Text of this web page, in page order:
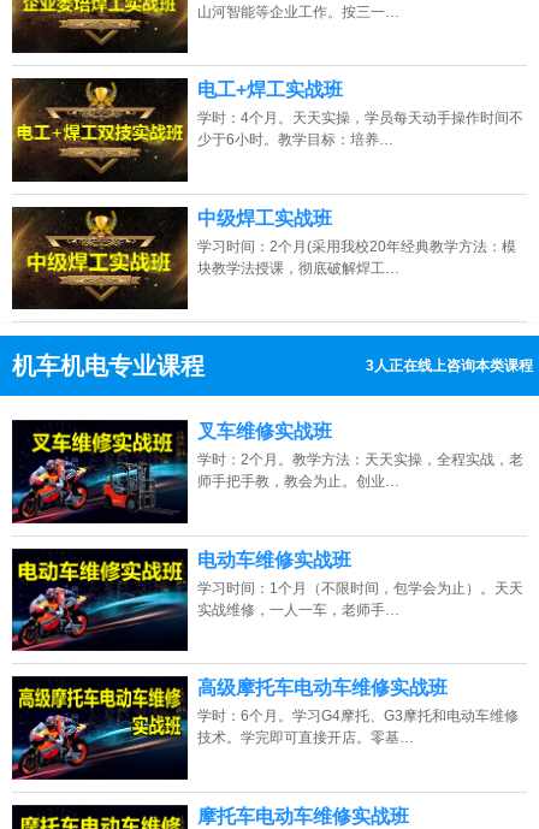
山河智能等企业工作。按三一…
电工+焊工实战班
学时：4个月。天天实操，学员每天动手操作时间不
少于6小时。教学目标：培养…
中级焊工实战班
学习时间：2个月(采用我校20年经典教学方法：模
块教学法授课，彻底破解焊工…
机车机电专业课程 6人正在线上咨询本类课程
点击免费咨询电话：13807313137
叉车维修实战班
学时：2个月。教学方法：天天实操，全程实战，老
师手把手教，教会为止。创业…
电动车维修实战班
学习时间：1个月（不限时间，包学会为止）。天天
实战维修，一人一车，老师手…
高级摩托车电动车维修实战班
学时：6个月。学习G4摩托、G3摩托和电动车维修
技术。学完即可直接开店。零基…
摩托车电动车维修实战班